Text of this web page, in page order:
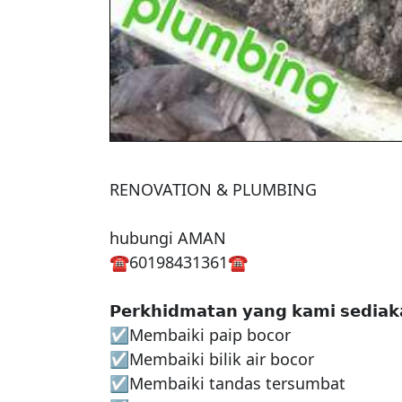
RENOVATION & PLUMBING
hubungi AMAN
☎️60198431361☎️
𝗣𝗲𝗿𝗸𝗵𝗶𝗱𝗺𝗮𝘁𝗮𝗻 𝘆𝗮𝗻𝗴 𝗸𝗮𝗺𝗶
☑Membaiki paip bocor
☑Membaiki bilik air bocor
☑Membaiki tandas tersumbat